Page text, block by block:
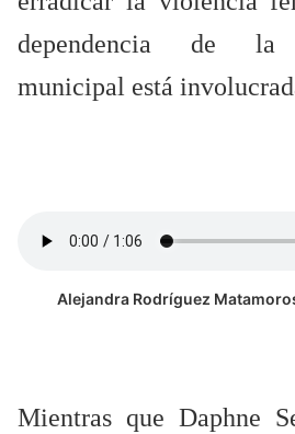
dependencia de la
municipal está
Alejandra Rodríguez
Mientras que Daphne